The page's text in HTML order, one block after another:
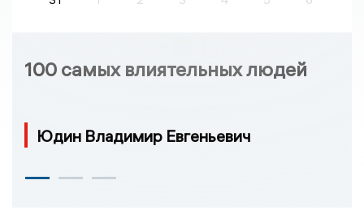
100 самых влиятельных людей
Юдин Владимир Евгеньевич